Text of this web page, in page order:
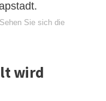
Sehen Sie sich die
wird